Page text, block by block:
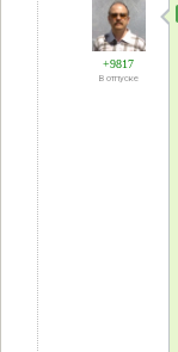
+9817
В отпуске